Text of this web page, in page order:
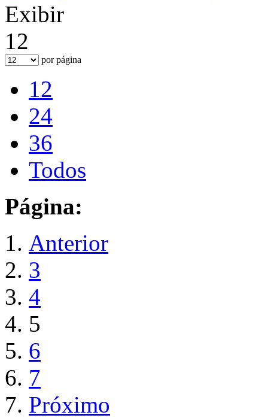
Exibir
12
por página
12
24
36
Todos
Página:
Anterior
3
4
5
6
7
Próximo